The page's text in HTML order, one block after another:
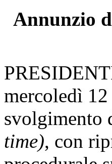
Annunzio
mercoledì
svolgimento
time), con